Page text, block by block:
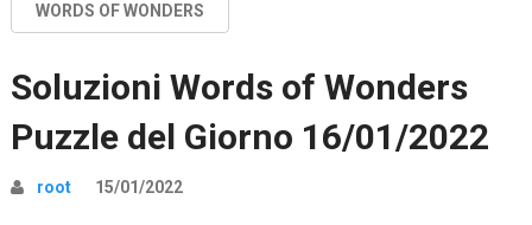
WORDS OF WONDERS
Soluzioni Words of Wonders
Puzzle del Giorno 16/01/2022
root 15/01/2022